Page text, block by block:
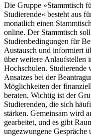
Die Gruppe »Stammtisch
Studierende« besteht aus
monatlich einen
online. Der Stammtisch
Studienbedingungen für
Austausch und informiert
über weitere Anlaufstellen
Hochschulen. Studierende
Ansatzes bei der
Möglichkeiten der
beraten. Wichtig ist der
Studierenden, die sich
stärken. Gemeinsam wird
gearbeitet, und es gibt
ungezwungene Gespräche